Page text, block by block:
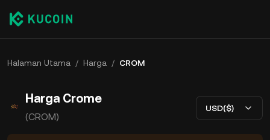
Halaman Utama / Harga / CROM
Harga Crome
(CROM)
USD($)